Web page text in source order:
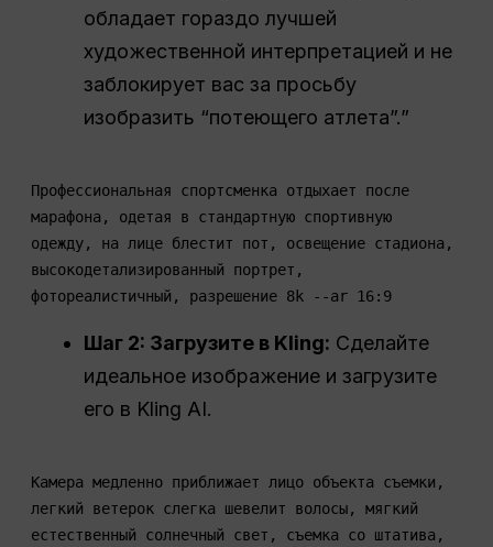
обладает гораздо лучшей
художественной интерпретацией и не
заблокирует вас за просьбу
изобразить “потеющего атлета”.”
Профессиональная спортсменка отдыхает после
марафона, одетая в стандартную спортивную
одежду, на лице блестит пот, освещение стадиона,
высокодетализированный портрет,
фотореалистичный, разрешение 8k --ar 16:9
Шаг 2: Загрузите в Kling: Сделайте
идеальное изображение и загрузите
его в Kling AI.
Камера медленно приближает лицо объекта съемки,
легкий ветерок слегка шевелит волосы, мягкий
естественный солнечный свет, съемка со штатива,